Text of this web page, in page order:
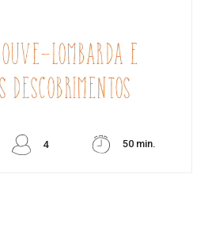
LOMBARDA E
DESCOBRIMENTOS
4 50 min.